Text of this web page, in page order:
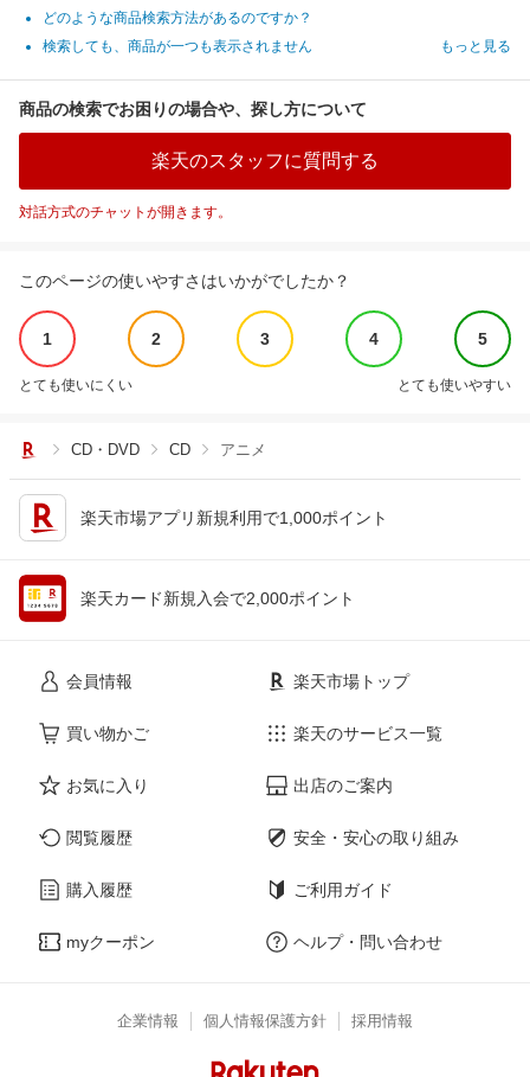
どのような商品検索方法があるのですか？
検索しても、商品が一つも表示されません
もっと見る
商品の検索でお困りの場合や、探し方について
楽天のスタッフに質問する
対話方式のチャットが開きます。
このページの使いやすさはいかがでしたか？
1 2 3 4 5
とても使いにくい とても使いやすい
CD・DVD CD アニメ
楽天市場アプリ新規利用で1,000ポイント
楽天カード新規入会で2,000ポイント
会員情報
買い物かご
お気に入り
閲覧履歴
購入履歴
myクーポン
楽天市場トップ
楽天のサービス一覧
出店のご案内
安全・安心の取り組み
ご利用ガイド
ヘルプ・問い合わせ
企業情報 個人情報保護方針 採用情報